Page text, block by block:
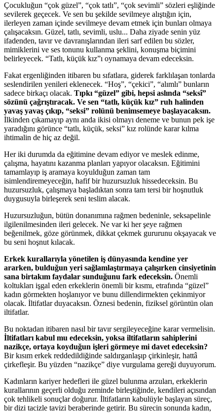
Çocukluğun “çok güzel”, “çok tatlı”, “çok sevimli” sözleri eşliğinde
sevilerek geçecek. Ve sen bu şekilde sevilmeye alıştığın için,
ilerleyen zaman içinde sevilmeye devam etmek için bunları olmaya
çalışacaksın. Güzel, tatlı, sevimli, uslu... Daha ziyade senin yüz
ifadenden, tavır ve davranışlarından ileri sarf edilen bu sözler,
mimiklerini ve ses tonunu kullanma şeklini, konuşma biçimini
belirleyecek. “Tatlı, küçük kız”ı oynamaya devam edeceksin.
Fakat ergenliğinden itibaren bu sıfatlara, giderek farklılaşan tonlarda
seslendirilen yenileri eklenecek. “Hoş”, “çekici”, “alımlı” bunların
sadece birkaçı olacak. Tıpkı “güzel” gibi, hepsi aslında “seksî”
sözünü çağrıştıracak. Ve sen “tatlı, küçük kız” ruh halinden
yavaş yavaş çıkıp, “seksi” rolünü benimsemeye başlayacaksın.
İlkinden çıkamayıp aynı anda ikisi olmayı deneme ve bunun pek işe
yaradığını görünce “tatlı, küçük, seksi” kız rolünde karar kılma
ihtimalin de hiç az değil.
Her iki durumda da eğitimine devam ediyor ve meslek edinme,
çalışma, hayatını kazanma planları yapıyor olacaksın. Eğitimini
tamamlayıp iş aramaya koyulduğun zaman tam
isimlendiremeyeceğin, hafif bir huzursuzluk hissedeceksin. Bu
huzursuzluk, çalışmaya başladıktan sonra tam tersi bir hoşnutluk
duygusuyla birleşerek seni teslim alacak.
Huzursuzluğun, bütün donanımına rağmen bedeninle, seksapelinle
ilgilenilmesinden ileri gelecek. Ne var ki her şeye rağmen
beğenilmek, göze görünmek, dikkat çekmek gururunu okşayacak ve
bu seni hoşnut kılacak.
Erkek kurallarıyla yönetilen iş dünyasında kendine yer
ararken, bulduğun yeri sağlamlaştırmaya çalışırken cinsiyetinin
sana birtakım faydalar sunduğunu fark edeceksin. Önemli
koltukları işgal eden erkeklerin önemli bir kısmı, etrafında “güzel”
kadın görmekten hoşlanıyor ve bunu dillendirmekten çekinmiyor
olacak. İltifatlar duyacaksın. Öznesi bedenin, fiziksel görüntün olan
iltifatlar.
Bu noktadan itibaren nasıl bir tavır sergileyeceğine karar vermelisin.
İltifatları kabul mu edeceksin, yoksa iltifatların sahiplerini
nazikçe, ortaya koyduğun işleri görmeye mi davet edeceksin?
Bir kısım erkek reddedildiğinde saldırganlaşıp çirkinleşir, hattâ
çirkefleşir. Bu yüzden “nazikçe” diye vurgulama gereği duyuyorum.
Kadınların kariyer hedefleri ile güzel bulunma arzuları, erkeklerin
kurallarının geçerli olduğu zeminde birleştiğinde, kendileri açısından
çok tehlikeli sonuçlar doğurur. İltifatların kabulüyle başlayan süreç,
bir dizi tacizle tavizi beraberinde getirir. Bu sürecin sonunda kadın,